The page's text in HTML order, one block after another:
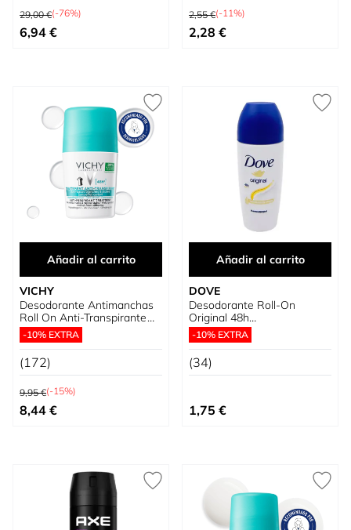
Precio habitual
29,00 €(-76%)
Precio especial
6,94 €
Precio habitual
2,55 €(-11%)
Precio especial
2,28 €
Añadir al carrito
VICHY
Desodorante Antimanchas
Roll On Anti-Transpirante
Pieles Sensibles
-10% EXTRA
(172)
Precio habitual
9,95 €(-15%)
Precio especial
8,44 €
Añadir al carrito
DOVE
Desodorante Roll-On
Original 48h
Antitranspirante
-10% EXTRA
(34)
1,75 €